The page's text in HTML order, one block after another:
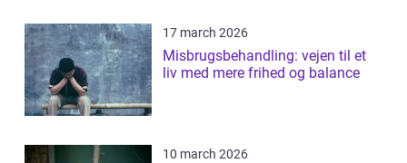
17 march 2026
Misbrugsbehandling: vejen til et
liv med mere frihed og balance
10 march 2026